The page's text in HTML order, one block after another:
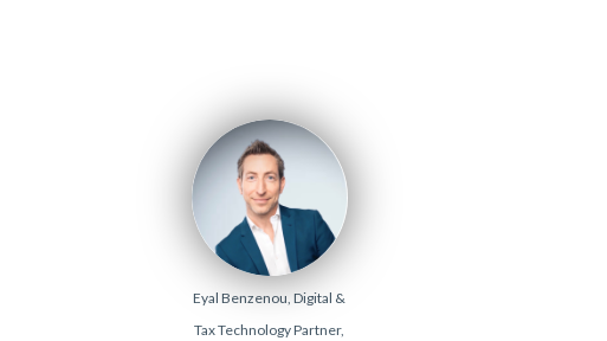
Eyal Benzenou, Digital &
Tax Technology Partner,